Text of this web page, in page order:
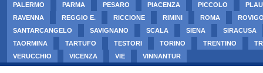
PALERMO
PARMA PESARO PIACENZA PICCOLO
RAVENNA
REGGIO E. RICCIONE RIMINI ROMA
SANTARCANGELO
SAVIGNANO SCALA SIENA
SIRACUSA
TAORMINA
TARTUFO TESTORI TORINO TRENTINO
VERUCCHIO
VICENZA VIE VINNANTUR